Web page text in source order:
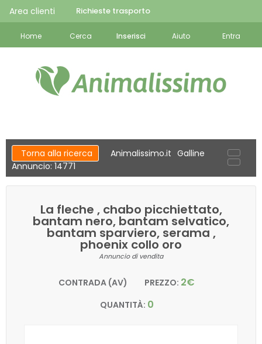
Area clienti Richieste trasporto
Home Cerca Inserisci Aiuto Entra
Torna alla ricerca Animalissimo.it Galline
Annuncio: 14771
La fleche , chabo picchiettato,
bantam nero, bantam selvatico,
bantam sparviero, serama ,
phoenix collo oro
Annuncio di vendita
CONTRADA (AV) PREZZO: 2€
QUANTITÀ: 0